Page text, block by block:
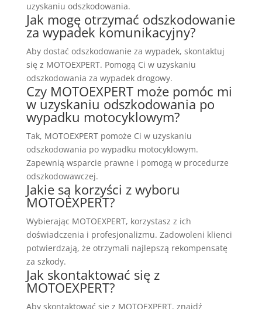
uzyskaniu odszkodowania.
Jak mogę otrzymać odszkodowanie
za wypadek komunikacyjny?
Aby dostać odszkodowanie za wypadek, skontaktuj
się z MOTOEXPERT. Pomogą Ci w uzyskaniu
odszkodowania za wypadek drogowy.
Czy MOTOEXPERT może pomóc mi
w uzyskaniu odszkodowania po
wypadku motocyklowym?
Tak, MOTOEXPERT pomoże Ci w uzyskaniu
odszkodowania po wypadku motocyklowym.
Zapewnią wsparcie prawne i pomogą w procedurze
odszkodowawczej.
Jakie są korzyści z wyboru
MOTOEXPERT?
Wybierając MOTOEXPERT, korzystasz z ich
doświadczenia i profesjonalizmu. Zadowoleni klienci
potwierdzają, że otrzymali najlepszą rekompensatę
za szkody.
Jak skontaktować się z
MOTOEXPERT?
Aby skontaktować się z MOTOEXPERT, znajdź